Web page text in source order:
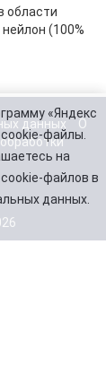
области
(100%
данных
О
«Яндекс
файлы.
на
файлов в
данных.